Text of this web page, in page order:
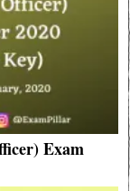
Exam